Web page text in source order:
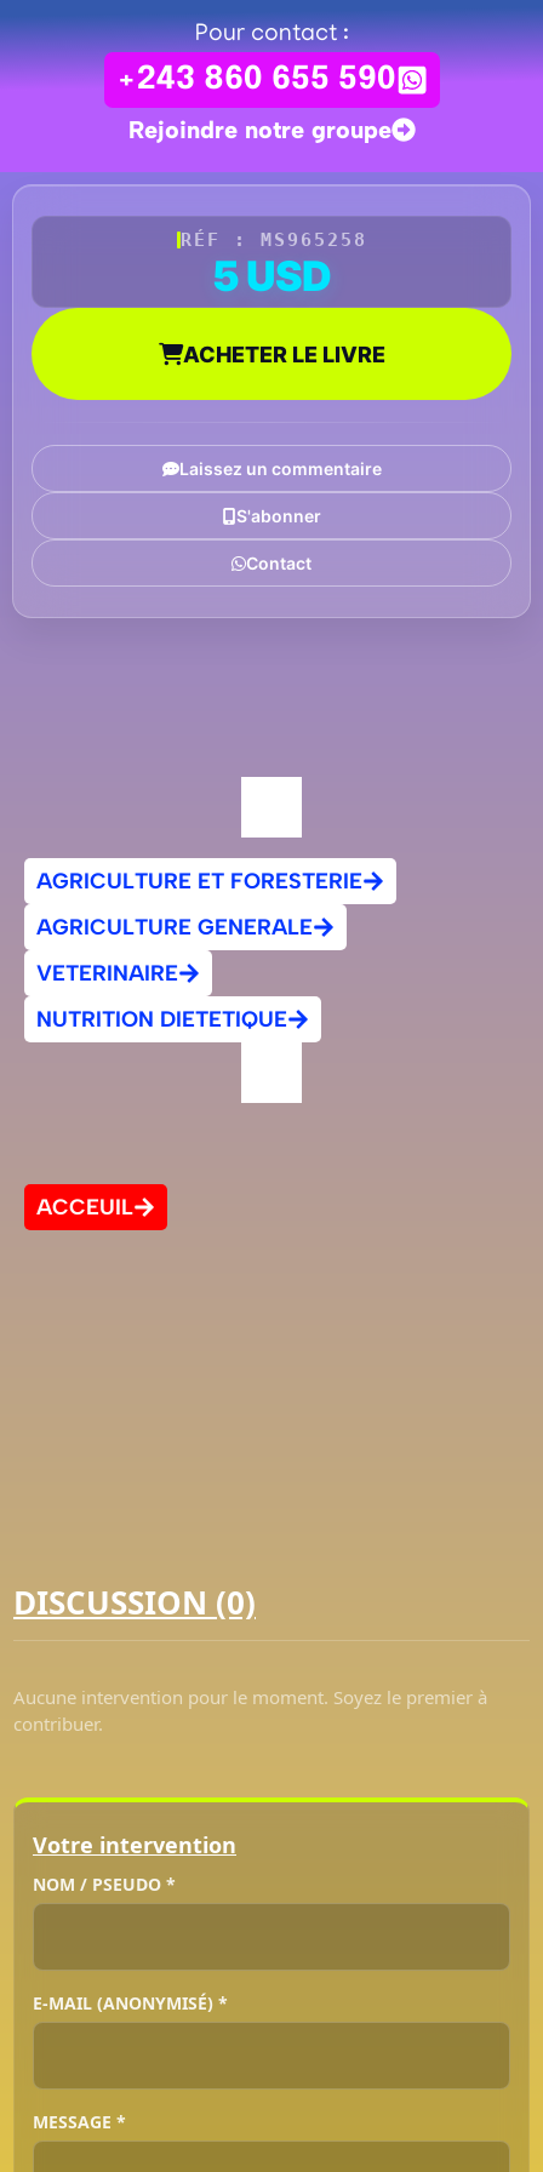
Pour contact :
+243 860 655 590
Rejoindre notre groupe
RÉF : MS965258
5 USD
ACHETER LE LIVRE
Laissez un commentaire
S'abonner
Contact
AGRICULTURE ET FORESTERIE
AGRICULTURE GENERALE
VETERINAIRE
NUTRITION DIETETIQUE
ACCEUIL
DISCUSSION (0)
Aucune intervention pour le moment. Soyez le premier à
contribuer.
Votre intervention
NOM / PSEUDO *
E-MAIL (ANONYMISÉ) *
MESSAGE *